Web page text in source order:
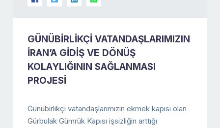
GÜNÜBİRLİKÇİ VATANDAŞLARIMIZIN
İRAN’A GİDİŞ VE DÖNÜŞ
KOLAYLIĞININ SAĞLANMASI
PROJESİ
Günübirlikçi vatandaşlarımızın ekmek kapısı olan
Gürbulak Gümrük Kapısı işsizliğin arttığı